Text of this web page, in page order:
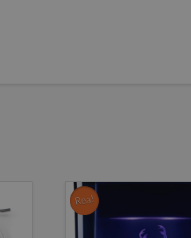
Rea!